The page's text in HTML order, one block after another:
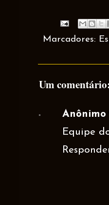
Marcadores:
Um
Anônimo
Equipe